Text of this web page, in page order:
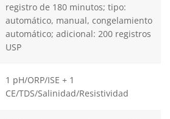
registro de 180 minutos; tipo:
automático, manual, congelamiento
automático; adicional: 200 registros
USP
1 pH/ORP/ISE + 1
CE/TDS/Salinidad/Resistividad